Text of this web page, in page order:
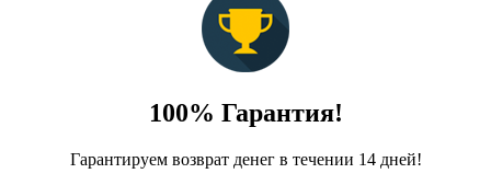
100% Гарантия!
Гарантируем возврат денег в течении 14 дней!